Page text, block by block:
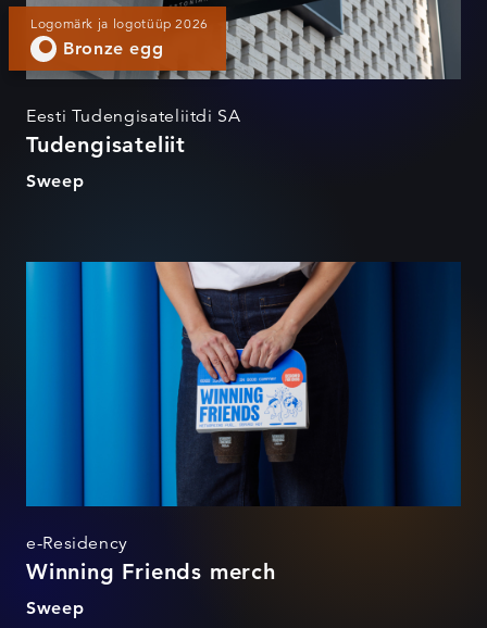
Logomärk ja logotüüp 2026
Bronze egg
Eesti Tudengisateliitdi SA
Tudengisateliit
Sweep
Winning Friends merch
e-Residency
Winning Friends merch
Sweep